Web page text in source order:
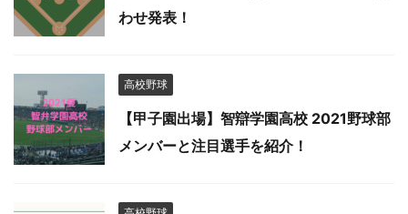
わせ発表！
高校野球
【甲子園出場】智辯学園高校 2021野球部
メンバーと注目選手を紹介！